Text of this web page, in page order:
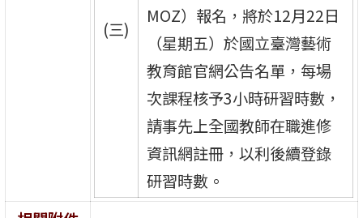
(三)
MOZ）報名，將於12月22日
（星期五）於國立臺灣藝術
教育館官網公告名單，每場
次課程核予3小時研習時數，
請事先上全國教師在職進修
資訊網註冊，以利後續登錄
研習時數。